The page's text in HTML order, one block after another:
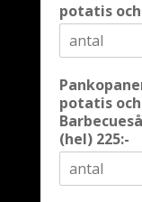
potatis
potatis
(hel) 225:-